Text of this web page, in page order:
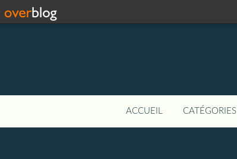
ACCUEIL CATÉGORIES